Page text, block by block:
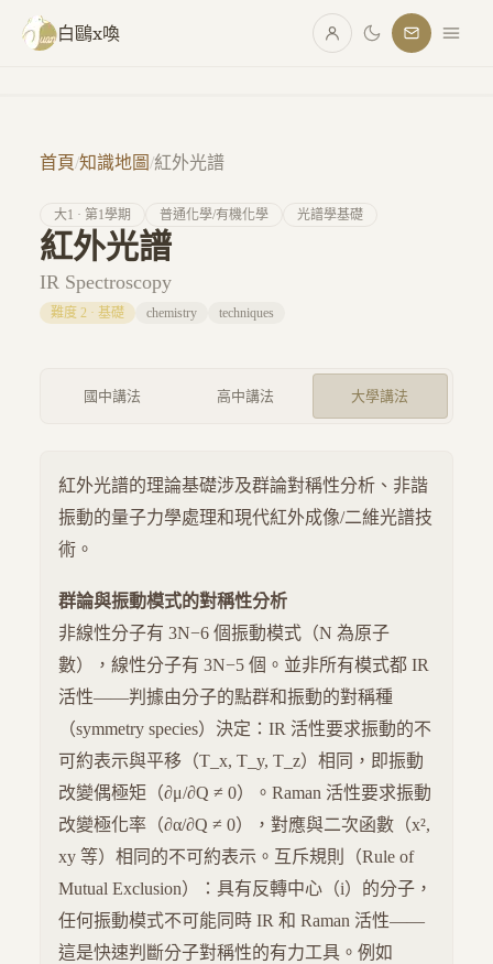
跳至主要內容
白鷗x喚
首頁/知識地圖/紅外光譜
大1 · 第1學期 普通化學/有機化學 光譜學基礎
紅外光譜
IR Spectroscopy
難度 2 · 基礎 chemistry techniques
國中講法 高中講法 大學講法
紅外光譜的理論基礎涉及群論對稱性分析、非諧
振動的量子力學處理和現代紅外成像/二維光譜技
術。
群論與振動模式的對稱性分析
非線性分子有 3N−6 個振動模式（N 為原子
數），線性分子有 3N−5 個。並非所有模式都 IR
活性——判據由分子的點群和振動的對稱種
（symmetry species）決定：IR 活性要求振動的不
可約表示與平移（T_x, T_y, T_z）相同，即振動
改變偶極矩（∂μ/∂Q ≠ 0）。Raman 活性要求振動
改變極化率（∂α/∂Q ≠ 0），對應與二次函數（x²,
xy 等）相同的不可約表示。互斥規則（Rule of
Mutual Exclusion）：具有反轉中心（i）的分子，
任何振動模式不可能同時 IR 和 Raman 活性——
這是快速判斷分子對稱性的有力工具。例如